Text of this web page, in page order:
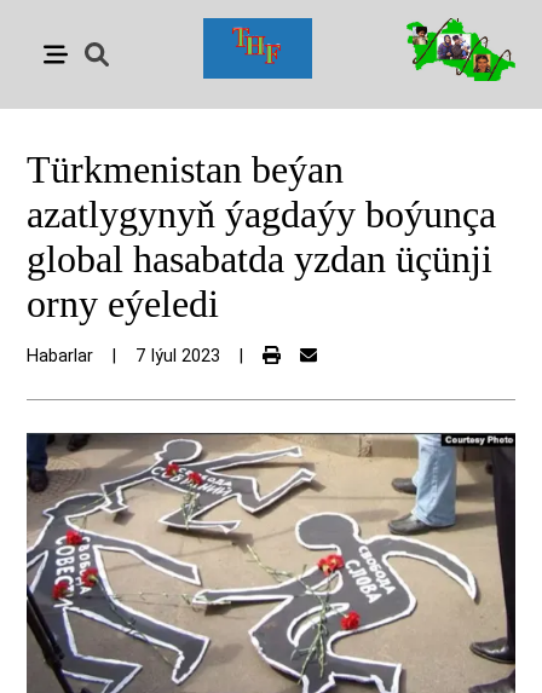
Türkmenistan beýan
azatlygynyň ýagdaýy boýunça
global hasabatda yzdan üçünji
orny eýeledi
Habarlar 7 Iýul 2023